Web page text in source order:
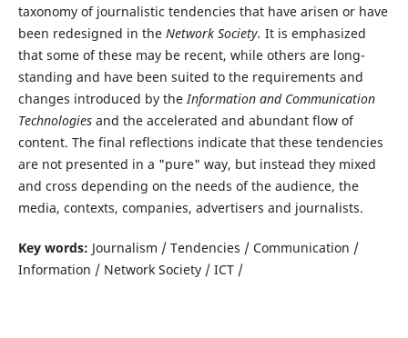
taxonomy of journalistic tendencies that have arisen or have
been redesigned in the Network Society. It is emphasized
that some of these may be recent, while others are long-
standing and have been suited to the requirements and
changes introduced by theInformation and Communication
Technologiesand the accelerated and abundant flow of
content. The final reflections indicate that these tendencies
are not presented in a "pure" way, but instead they mixed
and cross depending on the needs of the audience, the
media, contexts, companies, advertisers and journalists.
Key words: Journalism / Tendencies / Communication /
Information / Network Society / ICT /